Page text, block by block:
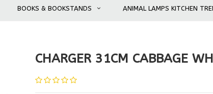
BOOKS & BOOKSTANDS ANIMAL LAMPS KITCHEN
CHARGER 31CM CABBAGE